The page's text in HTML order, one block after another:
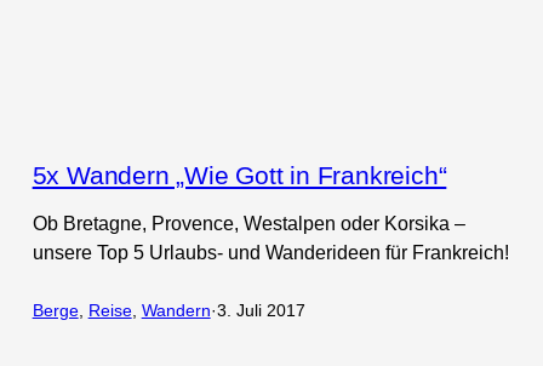
5x Wandern „Wie Gott in Frankreich“
Ob Bretagne, Provence, Westalpen oder Korsika –
unsere Top 5 Urlaubs- und Wanderideen für Frankreich!
Berge, Reise, Wandern·3. Juli 2017